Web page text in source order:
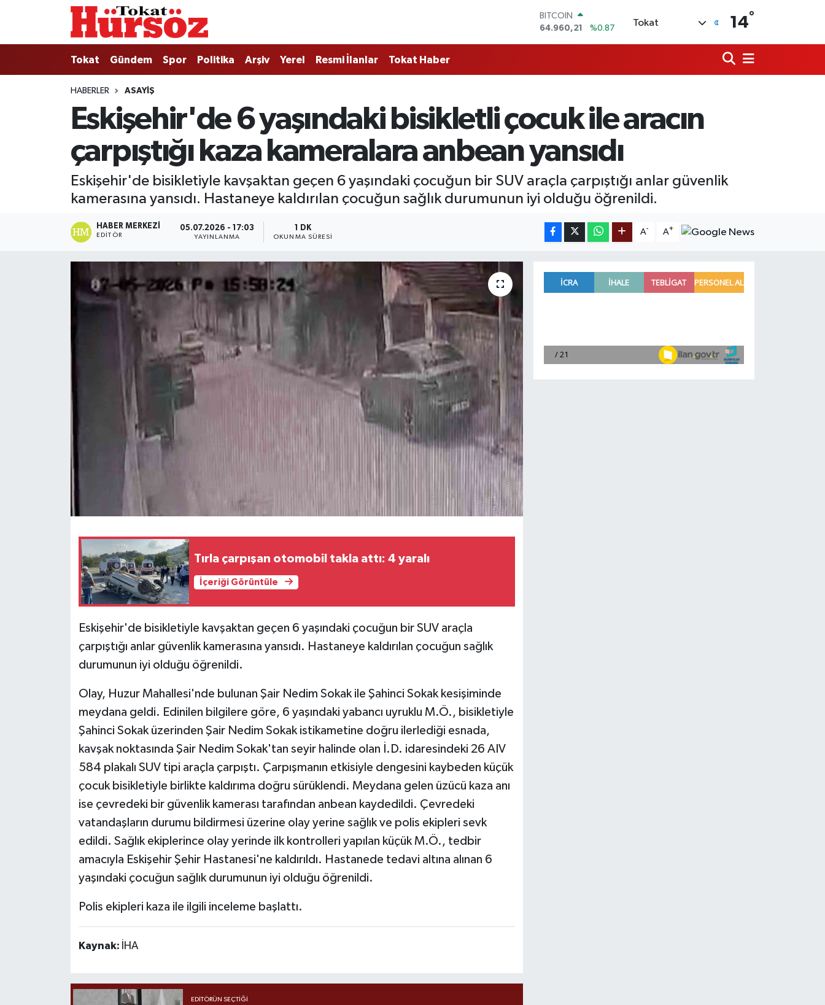
BITCOIN
64.960,21
%0.87
55,2510
%0.32
GRAM ALTIN
6648.99
%2.59
13.779
%-14
Tokat 14°
Tokat Gündem Spor Politika Arşiv Yerel Resmi İlanlar Tokat Haber
HABERLER ASAYIŞ
Eskişehir'de 6 yaşındaki bisikletli çocuk ile aracın
çarpıştığı kaza kameralara anbean yansıdı
Eskişehir'de bisikletiyle kavşaktan geçen 6 yaşındaki çocuğun bir SUV araçla çarpıştığı anlar güvenlik
kamerasına yansıdı. Hastaneye kaldırılan çocuğun sağlık durumunun iyi olduğu öğrenildi.
HABER MERKEZI
EDITÖR
05.07.2026 - 17:03
YAYINLANMA
1 DK
OKUNMA SÜRESI
A- A+
Tırla çarpışan otomobil takla attı: 4 yaralı
İçeriği Görüntüle
Eskişehir'de bisikletiyle kavşaktan geçen 6 yaşındaki çocuğun bir SUV araçla
çarpıştığı anlar güvenlik kamerasına yansıdı. Hastaneye kaldırılan çocuğun sağlık
durumunun iyi olduğu öğrenildi.
Olay, Huzur Mahallesi'nde bulunan Şair Nedim Sokak ile Şahinci Sokak kesişiminde
meydana geldi. Edinilen bilgilere göre, 6 yaşındaki yabancı uyruklu M.Ö., bisikletiyle
Şahinci Sokak üzerinden Şair Nedim Sokak istikametine doğru ilerlediği esnada,
kavşak noktasında Şair Nedim Sokak'tan seyir halinde olan İ.D. idaresindeki 26 AIV
584 plakalı SUV tipi araçla çarpıştı. Çarpışmanın etkisiyle dengesini kaybeden küçük
çocuk bisikletiyle birlikte kaldırıma doğru sürüklendi. Meydana gelen üzücü kaza anı
ise çevredeki bir güvenlik kamerası tarafından anbean kaydedildi. Çevredeki
vatandaşların durumu bildirmesi üzerine olay yerine sağlık ve polis ekipleri sevk
edildi. Sağlık ekiplerince olay yerinde ilk kontrolleri yapılan küçük M.Ö., tedbir
amacıyla Eskişehir Şehir Hastanesi'ne kaldırıldı. Hastanede tedavi altına alınan 6
yaşındaki çocuğun sağlık durumunun iyi olduğu öğrenildi.
Polis ekipleri kaza ile ilgili inceleme başlattı.
Kaynak: İHA
EDITÖRÜN SEÇTIĞI
Tokat
Türkiye Gündemi
Gündem
Politika
Tokat Spor
Nöbetçi Eczaneler
Hava Durumu
Tokat Namaz Vakitleri
Tüm Manşetler
Son Dakika Haberleri